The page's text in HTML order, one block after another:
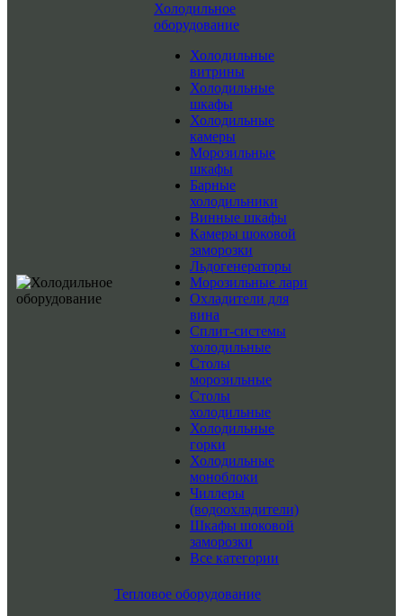
Холодильное
оборудование
Холодильные
витрины
Холодильные
шкафы
Холодильные
камеры
Морозильные
шкафы
Барные
холодильники
Винные шкафы
Камеры шоковой
заморозки
Льдогенераторы
Морозильные лари
Охладители для
вина
Сплит-системы
холодильные
Столы
морозильные
Столы
холодильные
Холодильные
горки
Холодильные
моноблоки
Чиллеры
(водоохладители)
Шкафы шоковой
заморозки
Все категории
Тепловое оборудование